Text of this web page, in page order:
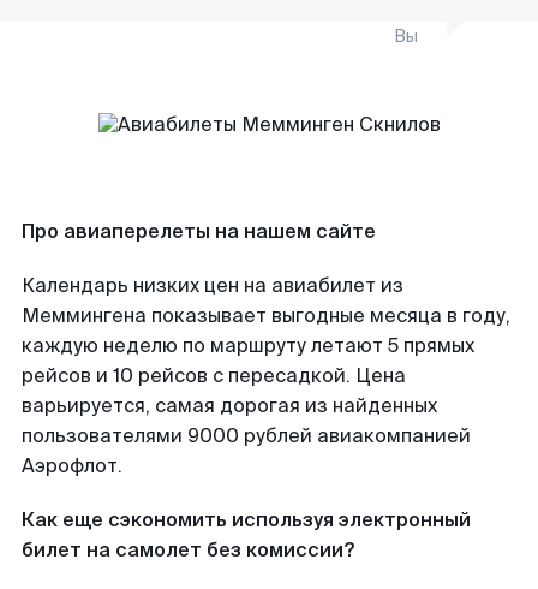
Вы
Про авиаперелеты на нашем сайте
Календарь низких цен на авиабилет из
Меммингена показывает выгодные месяца в году,
каждую неделю по маршруту летают 5 прямых
рейсов и 10 рейсов с пересадкой. Цена
варьируется, самая дорогая из найденных
пользователями 9000 рублей авиакомпанией
Аэрофлот.
Как еще сэкономить используя электронный
билет на самолет без комиссии?